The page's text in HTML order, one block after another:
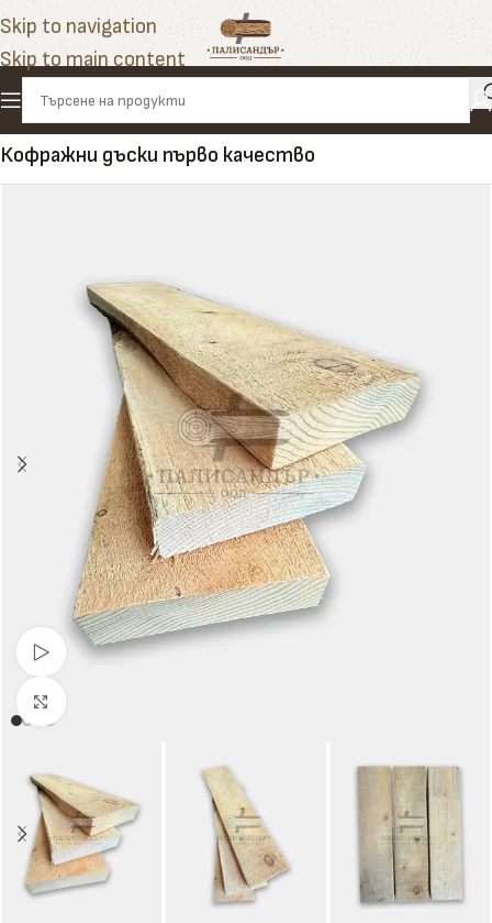
Skip to navigation
Skip to main content
Начало»Продукти»Дъски»Кофражни дъски»
Кофражни дъски първо качество
Гледай видео